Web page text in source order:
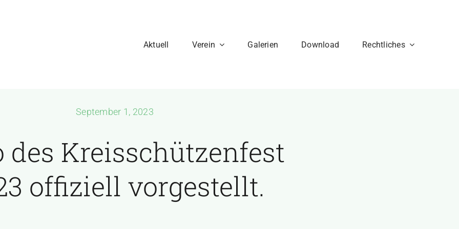
Aktuell Verein Galerien Download Rechtliches
September 1, 2023
des Kreisschützenfest
offiziell vorgestellt.